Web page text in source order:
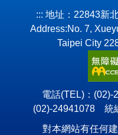
::: 地址：22843新
Address:No. 7,
Taipei City
電話(TEL)：
(02)-24941078 統
對本網站有任何